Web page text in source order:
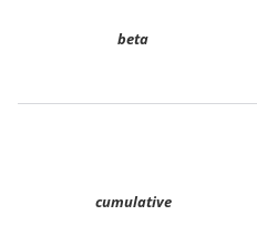
beta
cumulative